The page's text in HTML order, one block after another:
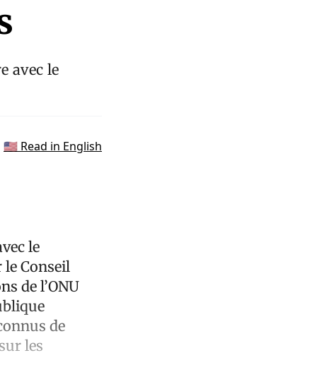
avec le
🇺🇸 Read in English
le
Conseil
de l’ONU
de
les